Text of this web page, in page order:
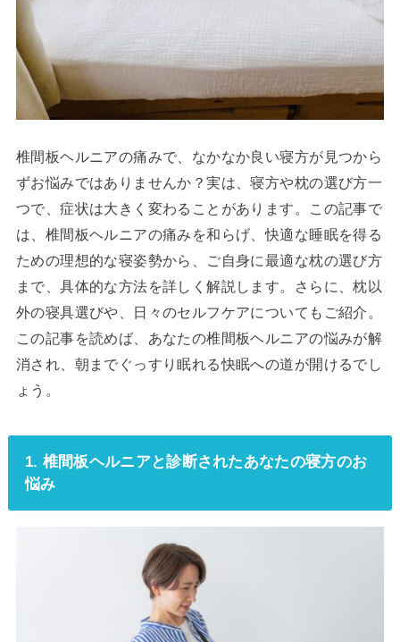
椎間板ヘルニアの痛みで、なかなか良い寝方が見つから
ずお悩みではありませんか？実は、寝方や枕の選び方一
つで、症状は大きく変わることがあります。この記事で
は、椎間板ヘルニアの痛みを和らげ、快適な睡眠を得る
ための理想的な寝姿勢から、ご自身に最適な枕の選び方
まで、具体的な方法を詳しく解説します。さらに、枕以
外の寝具選びや、日々のセルフケアについてもご紹介。
この記事を読めば、あなたの椎間板ヘルニアの悩みが解
消され、朝までぐっすり眠れる快眠への道が開けるでし
ょう。
1. 椎間板ヘルニアと診断されたあなたの寝方のお
悩み